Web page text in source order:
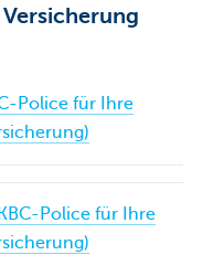
Police für Ihre
Police für Ihre